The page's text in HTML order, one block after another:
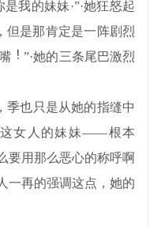
我的妹妹·”·她狂怒起
是那肯定是一阵剧烈
”·她的三条尾巴激烈
季也只是从她的指缝中
这女人的妹妹——根本
要用那么恶心的称呼啊
一再的强调这点，她的